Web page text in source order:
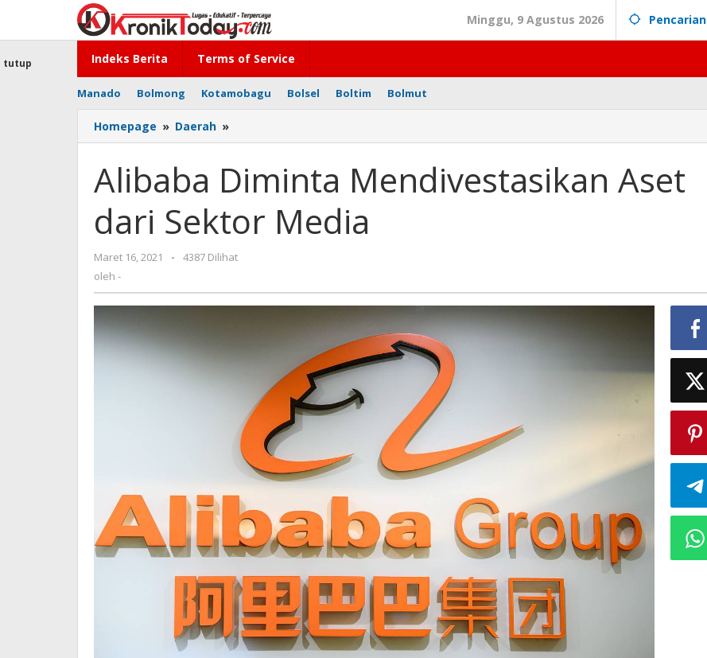
konten
Minggu, 9 Agustus 2026 Pencarian
Indeks Berita Terms of Service
Manado Bolmong Kotamobagu Bolsel Boltim Bolmut
tutup
Homepage » Daerah »
Diminta
Aset
dari
Media
Alibaba Diminta Mendivestasikan Aset
dari Sektor Media
Maret 16, 2021
oleh
-
4387 Dilihat
oleh -